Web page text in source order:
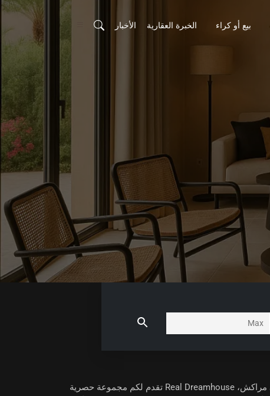
بيع أو كراء الخبرة العقارية الأخبار
مراكش
، Real Dreamhouse تقدم لكم مجموعة حصرية